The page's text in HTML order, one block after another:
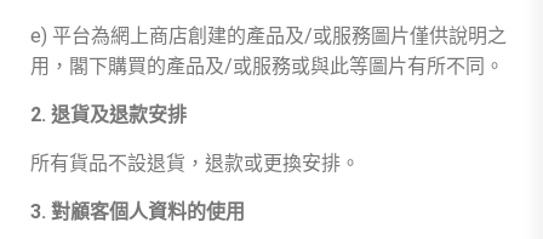
e) 平台為網上商店創建的產品及/或服務圖片僅供說明之
用，閣下購買的產品及/或服務或與此等圖片有所不同。
2. 退貨及退款安排
所有貨品不設退貨，退款或更換安排。
3. 對顧客個人資料的使用